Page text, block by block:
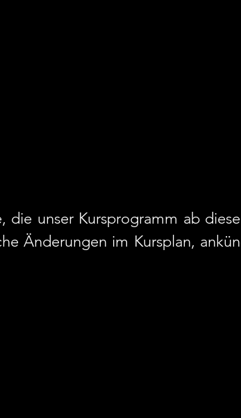
die unser Kursprogramm ab
Änderungen im Kursplan,